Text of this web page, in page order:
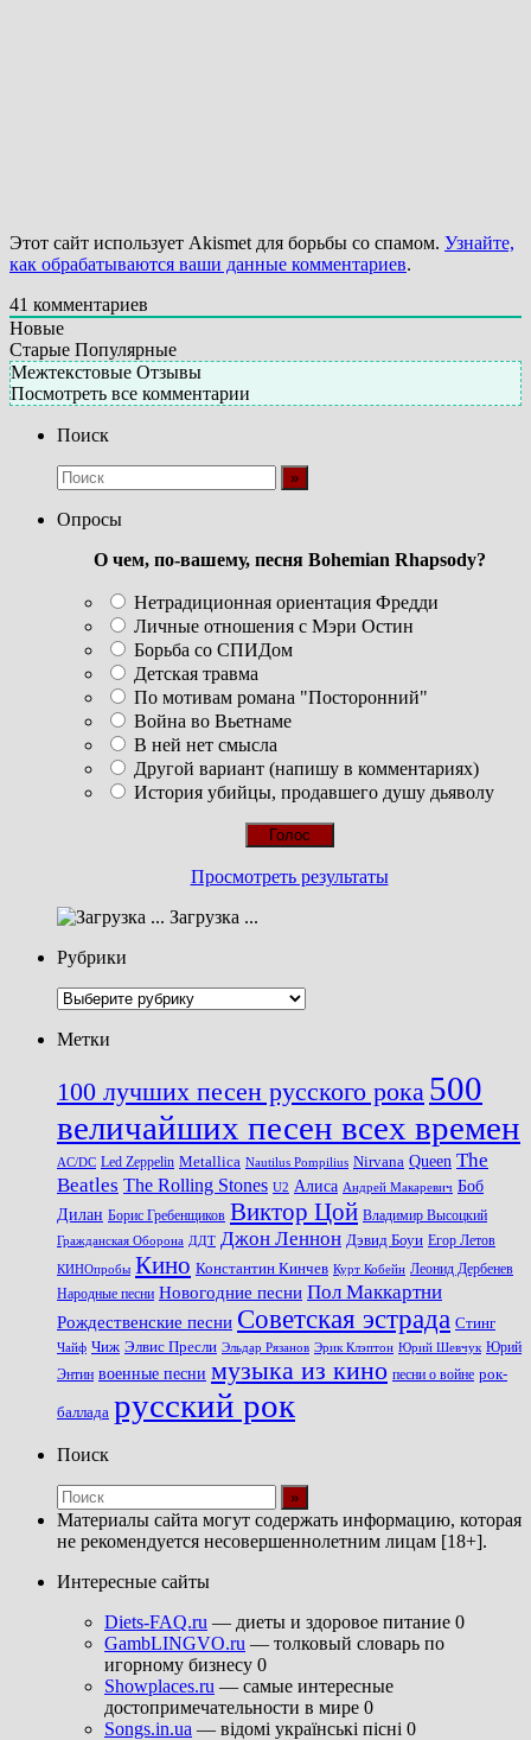
Этот сайт использует Akismet для борьбы со спамом. Узнайте,
как обрабатываются ваши данные комментариев.
41 комментариев
Новые
Старые Популярные
Межтекстовые Отзывы
Посмотреть все комментарии
Поиск
Опросы
О чем, по-вашему, песня Bohemian Rhapsody?
Нетрадиционная ориентация Фредди
Личные отношения с Мэри Остин
Борьба со СПИДом
Детская травма
По мотивам романа "Посторонний"
Война во Вьетнаме
В ней нет смысла
Другой вариант (напишу в комментариях)
История убийцы, продавшего душу дьяволу
Просмотреть результаты
Загрузка ...
Рубрики
Рубрики
Метки
100 лучших песен русского рока 500
величайших песен всех времен
AC/DC Led Zeppelin Metallica Nautilus Pompilius Nirvana Queen The
Beatles The Rolling Stones U2 Алиса Андрей Макаревич Боб
Дилан Борис Гребенщиков Виктор Цой Владимир Высоцкий
Гражданская Оборона ДДТ Джон Леннон Дэвид Боуи Егор Летов
КИНОпробы Кино Константин Кинчев Курт Кобейн Леонид Дербенев
Народные песни Новогодние песни Пол Маккартни
Рождественские песни Советская эстрада Стинг
Чайф Чиж Элвис Пресли Эльдар Рязанов Эрик Клэптон Юрий Шевчук Юрий
Энтин военные песни музыка из кино песни о войне рок-
баллада русский рок
Поиск
Материалы сайта могут содержать информацию, которая
не рекомендуется несовершеннолетним лицам [18+].
Интересные сайты
Diets-FAQ.ru — диеты и здоровое питание 0
GambLINGVO.ru — толковый словарь по
игорному бизнесу 0
Showplaces.ru — самые интересные
достопримечательности в мире 0
Songs.in.ua — відомі українські пісні 0